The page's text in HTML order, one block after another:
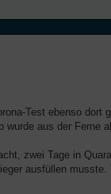
Test ebenso dort
aus der Ferne
zwei Tage in
ausfüllen